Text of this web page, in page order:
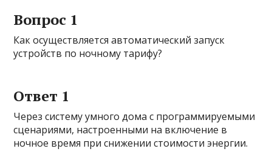
Вопрос 1
Как осуществляется автоматический запуск
устройств по ночному тарифу?
Ответ 1
Через систему умного дома с программируемыми
сценариями, настроенными на включение в
ночное время при снижении стоимости энергии.